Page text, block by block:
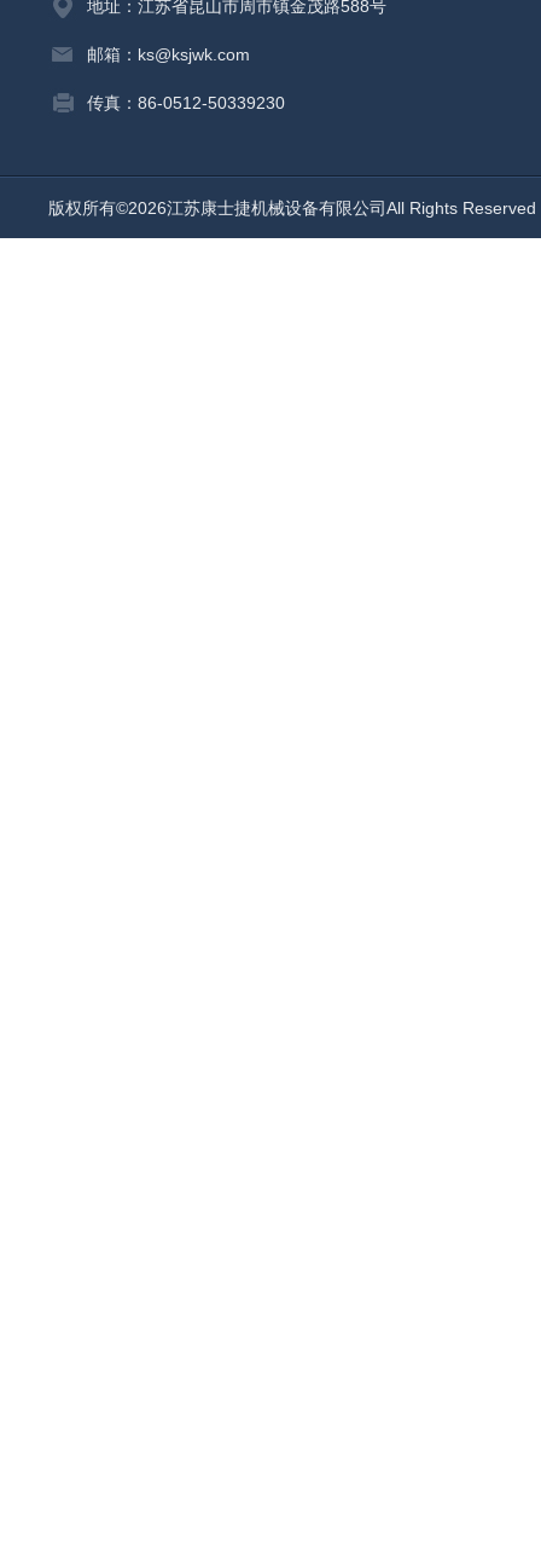
地址：江苏省昆山市周市镇金茂路588号
邮箱：ks@ksjwk.com
传真：86-0512-50339230
版权所有©2026江苏康士捷机械设备有限公司All Rights